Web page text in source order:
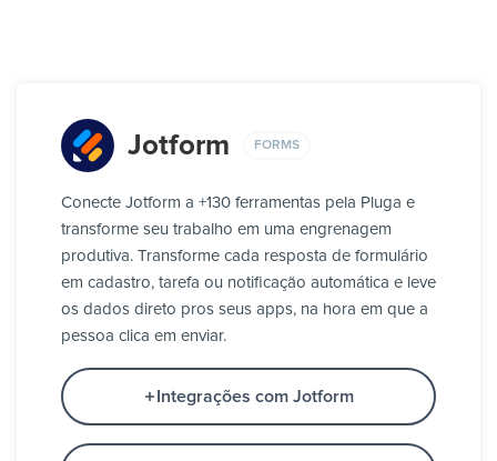
Jotform FORMS
Conecte Jotform a +130 ferramentas pela Pluga e
transforme seu trabalho em uma engrenagem
produtiva. Transforme cada resposta de formulário
em cadastro, tarefa ou notificação automática e leve
os dados direto pros seus apps, na hora em que a
pessoa clica em enviar.
Integrações com Jotform